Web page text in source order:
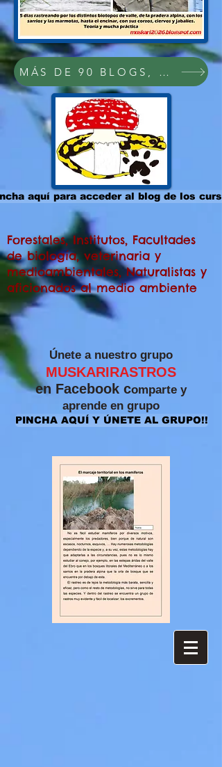
MÁS DE 90 BLOGS, PDFs Y
aquí para acceder al blog de los
Forestales, Institutos, Facultades
de biología, veterinaria y
medioambientales, Naturalistas y
aficionados al medio ambiente
​Únete a nuestro grupo
MUSKARIRASTROS
en Facebook comparte y
aprende en grupo
PINCHA AQUÍ Y ÚNETE AL GRUPO!!